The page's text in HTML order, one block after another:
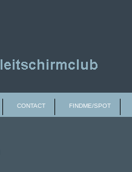
CONTACT FINDME/SPOT